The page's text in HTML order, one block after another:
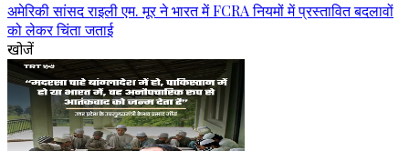
अमेरिकी सांसद राइली एम. मूर ने भारत में FCRA नियमों में प्रस्तावित बदलावों
को लेकर चिंता जताई
खोजें